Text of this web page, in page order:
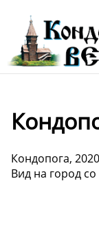
Кондопога,
Вид на город